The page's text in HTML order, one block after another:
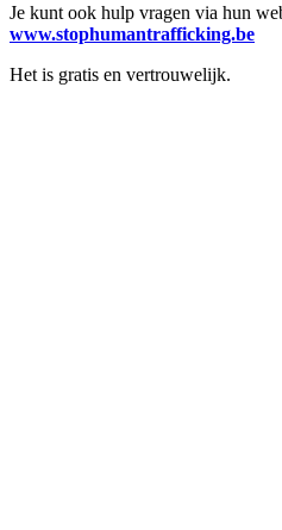
Je kunt ook hulp vragen via hun
www.stophumantrafficking.be
Het is gratis en vertrouwelijk.